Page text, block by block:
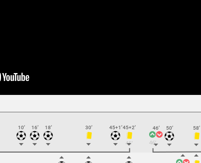
10’ 16’ 18’ 30’ 45+1’45+2’ 46’ 50’ 58’